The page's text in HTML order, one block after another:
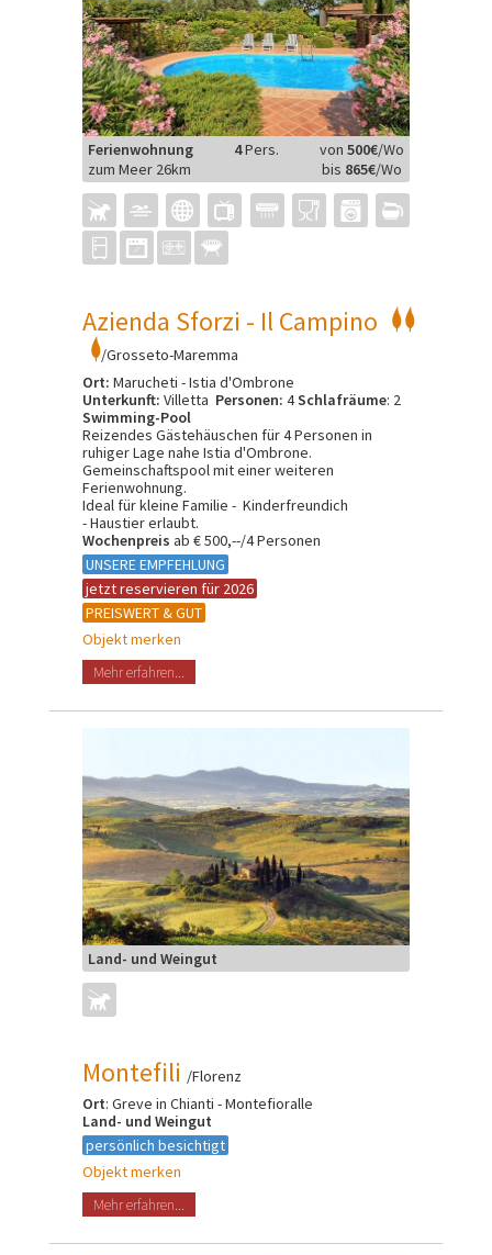
Ferienwohnung 4Pers. von 500€/Wo
bis 865€/Wo
zum Meer 26km
Azienda Sforzi - Il Campino
/Grosseto-Maremma
Ort: Marucheti - Istia d'Ombrone
Unterkunft: Villetta Personen: 4Schlafräume: 2
Swimming-Pool
Reizendes Gästehäuschen für 4 Personen in
ruhiger Lage nahe Istia d'Ombrone.
Gemeinschaftspool mit einer weiteren
Ferienwohnung.
Ideal für kleine Familie - Kinderfreundich
- Haustier erlaubt.
Wochenpreis ab € 500,--/4 Personen
UNSERE EMPFEHLUNG
jetzt reservieren für 2026
PREISWERT & GUT
Objekt merken
Mehr erfahren...
Land- und Weingut
Montefili /Florenz
Ort: Greve in Chianti - Montefioralle
Land- und Weingut
persönlich besichtigt
Objekt merken
Mehr erfahren...